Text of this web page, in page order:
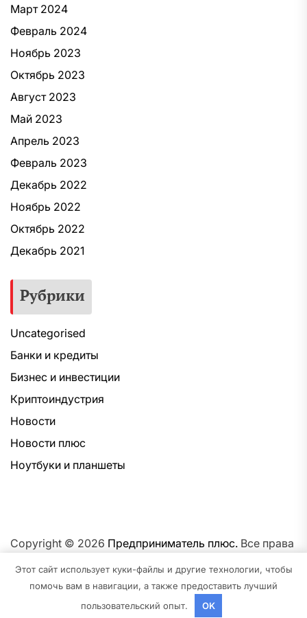
Март 2024
Февраль 2024
Ноябрь 2023
Октябрь 2023
Август 2023
Май 2023
Апрель 2023
Февраль 2023
Декабрь 2022
Ноябрь 2022
Октябрь 2022
Декабрь 2021
Рубрики
Uncategorised
Банки и кредиты
Бизнес и инвестиции
Криптоиндустрия
Новости
Новости плюс
Ноутбуки и планшеты
Copyright © 2026 Предприниматель плюс. Все права
платформеWordPress.
Этот сайт использует куки-файлы и другие технологии, чтобы
помочь вам в навигации, а также предоставить лучший
пользовательский опыт.
OK